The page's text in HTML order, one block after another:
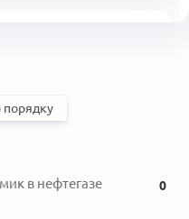
НОВОСТИ
News,
в нефтегазе 0